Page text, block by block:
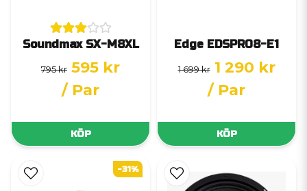
Soundmax SX-M8XL
795 kr 595 kr
/ Par
KÖP
Edge EDSPRO8-E1
1 699 kr 1 290 kr
/ Par
KÖP
-31%